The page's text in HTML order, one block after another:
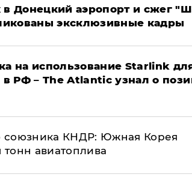
Донецкий аэропорт и сжег
эксклюзивные кадры
на использование Starlink
в РФ – The Atlantic узнал о
союзника КНДР: Южная Корея
авиатоплива